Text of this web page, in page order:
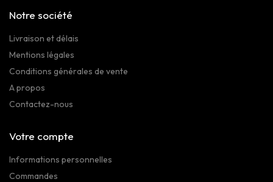
Notre société
Livraison et délais
Mentions légales
Conditions générales de vente
A propos
Contactez-nous
Votre compte
Informations personnelles
Commandes